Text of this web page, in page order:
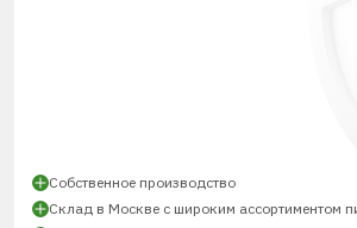
Собственное производство
Склад в Москве с широким ассортиментом